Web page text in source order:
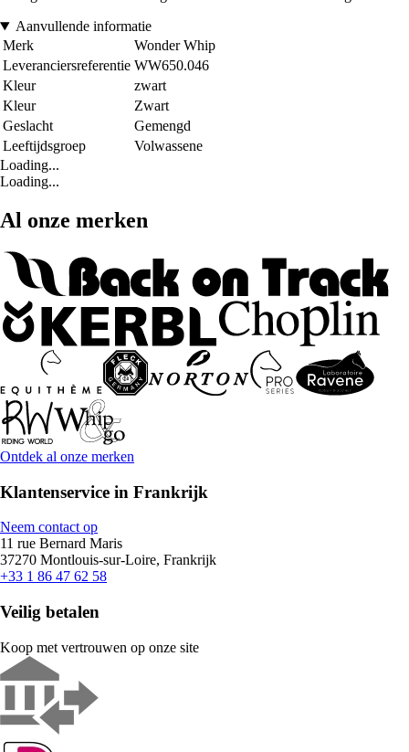
Aanvullende informatie
Merk
Wonder Whip
Leveranciersreferentie WW650.046
Kleur
zwart
Kleur
Zwart
Geslacht
Gemengd
Leeftijdsgroep
Volwassene
Loading...
Loading...
Al onze merken
Ontdek al onze merken
Klantenservice in Frankrijk
Neem contact op
11 rue Bernard Maris
37270 Montlouis-sur-Loire, Frankrijk
+33 1 86 47 62 58
Veilig betalen
Koop met vertrouwen op onze site